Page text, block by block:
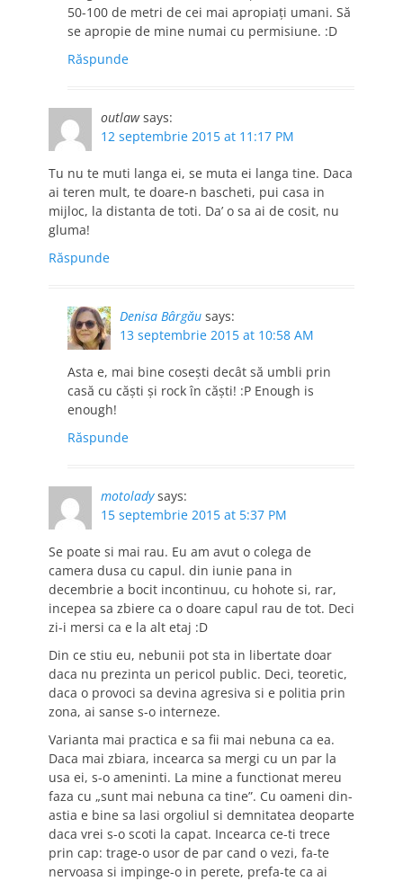
50-100 de metri de cei mai apropiați umani. Să
se apropie de mine numai cu permisiune. :D
Răspunde
outlaw says:
12 septembrie 2015 at 11:17 PM
Tu nu te muti langa ei, se muta ei langa tine. Daca
ai teren mult, te doare-n bascheti, pui casa in
mijloc, la distanta de toti. Da’ o sa ai de cosit, nu
gluma!
Răspunde
Denisa Bârgău says:
13 septembrie 2015 at 10:58 AM
Asta e, mai bine cosești decât să umbli prin
casă cu căști și rock în căști! :P Enough is
enough!
Răspunde
motolady says:
15 septembrie 2015 at 5:37 PM
Se poate si mai rau. Eu am avut o colega de
camera dusa cu capul. din iunie pana in
decembrie a bocit incontinuu, cu hohote si, rar,
incepea sa zbiere ca o doare capul rau de tot. Deci
zi-i mersi ca e la alt etaj :D
Din ce stiu eu, nebunii pot sta in libertate doar
daca nu prezinta un pericol public. Deci, teoretic,
daca o provoci sa devina agresiva si e politia prin
zona, ai sanse s-o interneze.
Varianta mai practica e sa fii mai nebuna ca ea.
Daca mai zbiara, incearca sa mergi cu un par la
usa ei, s-o ameninti. La mine a functionat mereu
faza cu „sunt mai nebuna ca tine”. Cu oameni din-
astia e bine sa lasi orgoliul si demnitatea deoparte
daca vrei s-o scoti la capat. Incearca ce-ti trece
prin cap: trage-o usor de par cand o vezi, fa-te
nervoasa si impinge-o in perete, prefa-te ca ai